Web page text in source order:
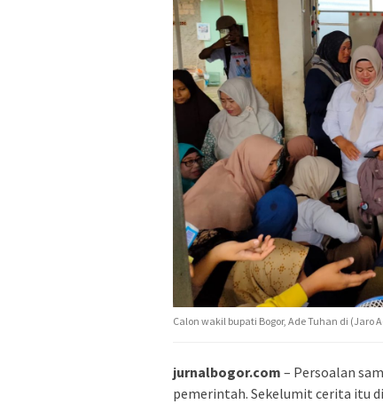
Calon wakil bupati Bogor, Ade Tuhan di (Jaro
jurnalbogor.com – Persoalan
pemerintah. Sekelumit cerita itu